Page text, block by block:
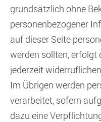
grundsätzlich ohne
personenbezogener
auf dieser Seite
werden sollten,
jederzeit
Im Übrigen werden
verarbeitet, sofern
dazu eine